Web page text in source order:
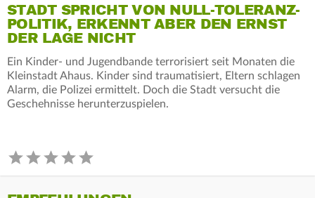
STADT SPRICHT VON NULL-TOLERANZ-
POLITIK, ERKENNT ABER DEN ERNST
DER LAGE NICHT
Ein Kinder- und Jugendbande terrorisiert seit Monaten die
Kleinstadt Ahaus. Kinder sind traumatisiert, Eltern schlagen
Alarm, die Polizei ermittelt. Doch die Stadt versucht die
Geschehnisse herunterzuspielen.